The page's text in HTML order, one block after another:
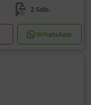
2 Sdb.
WhatsApp